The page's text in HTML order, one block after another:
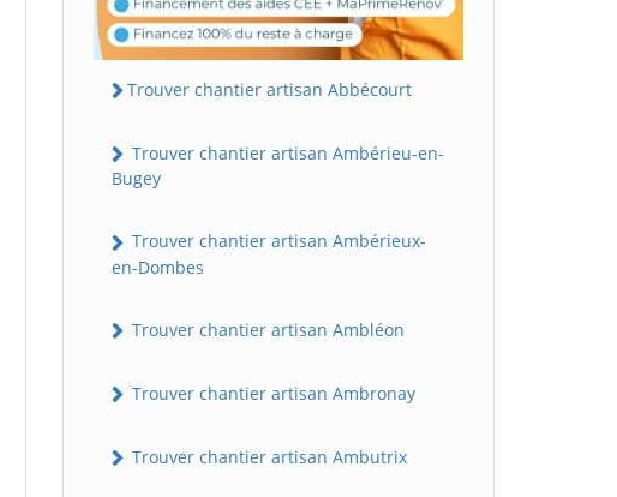
Trouver chantier artisan Abbécourt
Trouver chantier artisan Ambérieu-en-
Bugey
Trouver chantier artisan Ambérieux-
en-Dombes
Trouver chantier artisan Ambléon
Trouver chantier artisan Ambronay
Trouver chantier artisan Ambutrix